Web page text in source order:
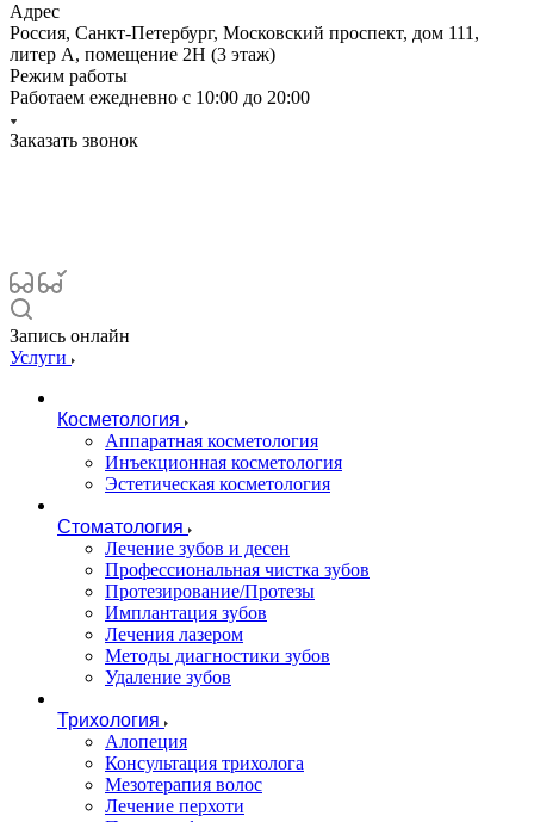
Адрес
Россия, Санкт-Петербург, Московский проспект, дом 111,
литер А, помещение 2Н (3 этаж)
Режим работы
Работаем ежедневно с 10:00 до 20:00
Заказать звонок
Запись онлайн
Услуги
Косметология
Аппаратная косметология
Инъекционная косметология
Эстетическая косметология
Стоматология
Лечение зубов и десен
Профессиональная чистка зубов
Протезирование/Протезы
Имплантация зубов
Лечения лазером
Методы диагностики зубов
Удаление зубов
Трихология
Алопеция
Консультация трихолога
Мезотерапия волос
Лечение перхоти